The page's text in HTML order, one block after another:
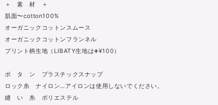
＋ 素 材 ＋
肌面〜cotton100%
オーガニックコットンスムース
オーガニックコットンフランネル
プリント柄生地（LIBATY生地は➕¥100）
ボ タ ン プラスチックスナップ
ロック糸 ナイロン…アイロンは使用しないでください。
縫 い 糸 ポリエステル